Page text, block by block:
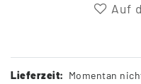
Auf
Lieferzeit: Momentan